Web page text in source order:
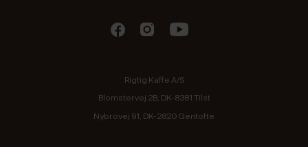
Rigtig Kaffe A/S
Blomstervej 2B, DK-8381 Tilst
Nybrovej 91, DK-2820 Gentofte